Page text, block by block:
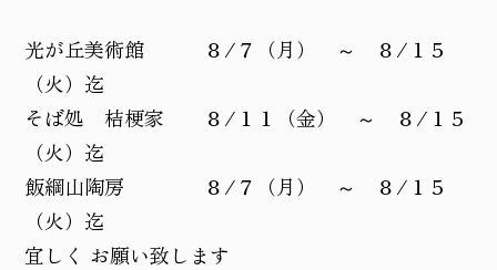
光が丘美術館 ８/７（月） ～ ８/１５
（火）迄
そば処 桔梗家 ８/１１（金） ～ ８/１５
（火）迄
飯綱山陶房 ８/７（月） ～ ８/１５
（火）迄
宜しく お願い致します